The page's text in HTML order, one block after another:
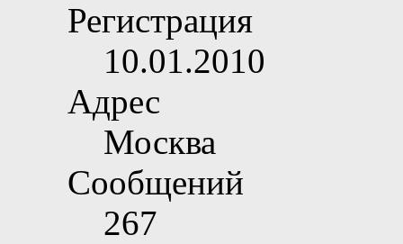
Регистрация
10.01.2010
Адрес
Москва
Сообщений
267